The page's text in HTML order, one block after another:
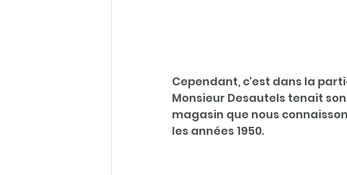
Cependant, c'est dans la
Monsieur Desautels tenait
magasin que nous
les années 1950.